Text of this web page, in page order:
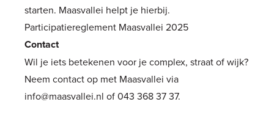
starten. Maasvallei helpt je hierbij.
Participatiereglement Maasvallei 2025
Contact
Wil je iets betekenen voor je complex, straat of wijk?
Neem contact op met Maasvallei via
info@maasvallei.nl of 043 368 37 37.